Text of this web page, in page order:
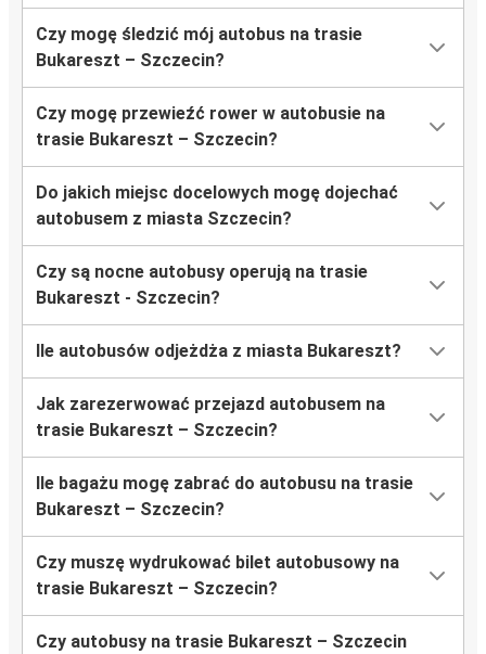
Czy mogę śledzić mój autobus na trasie
Bukareszt – Szczecin?
Czy mogę przewieźć rower w autobusie na
trasie Bukareszt – Szczecin?
Do jakich miejsc docelowych mogę dojechać
autobusem z miasta Szczecin?
Czy są nocne autobusy operują na trasie
Bukareszt - Szczecin?
Ile autobusów odjeżdża z miasta Bukareszt?
Jak zarezerwować przejazd autobusem na
trasie Bukareszt – Szczecin?
Ile bagażu mogę zabrać do autobusu na trasie
Bukareszt – Szczecin?
Czy muszę wydrukować bilet autobusowy na
trasie Bukareszt – Szczecin?
Czy autobusy na trasie Bukareszt – Szczecin